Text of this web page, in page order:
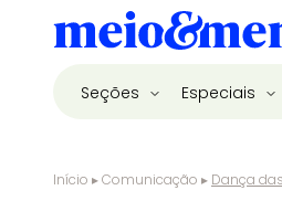
Seções Especiais
Início ▸Comunicação ▸ Dança